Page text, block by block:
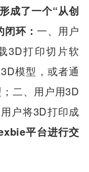
成了一个“从创
环： 一、用户
3D打印切片软
模型，或者通
二、用户用3D
户将3D打印成
平台进行交